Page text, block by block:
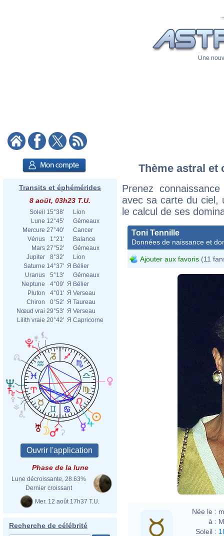
Une
Transits et éphémérides
8 août, 03h23 T.U.
Soleil 15°38'
Lion
Lune 12°45'
Gémeaux
Mercure 27°40'
Cancer
Vénus
1°21'
Balance
Mars 27°52'
Gémeaux
Jupiter
8°32'
Lion
Saturne 14°37' Я Bélier
Uranus
5°13'
Gémeaux
Neptune
4°09' Я Bélier
Pluton
4°01' Я Verseau
Chiron
0°52' Я Taureau
Nœud vrai 29°53' Я Verseau
Lilith vraie 20°42' Я Capricorne
Phase de la lune
Lune décroissante, 28.63%
Dernier croissant
Mer. 12 août 17h37 T.U.
Recherche de célébrité
Thème astral et
Prenez
avec sa carte du ciel,
le calcul de ses
Toni Tennille
Données de naissance et
Ajouter aux favoris (11
Née le :
à :
Soleil :